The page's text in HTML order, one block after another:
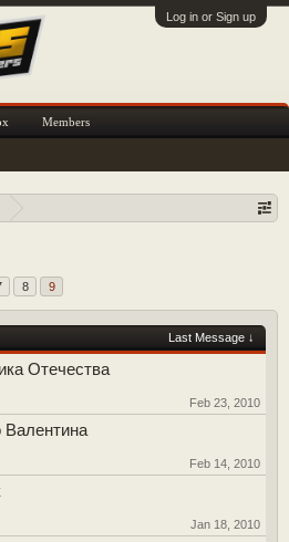
Log in or Sign up
8 9
Last Message ↓
Отечества
Feb 23, 2010
Feb 14, 2010
Jan 18, 2010
Members